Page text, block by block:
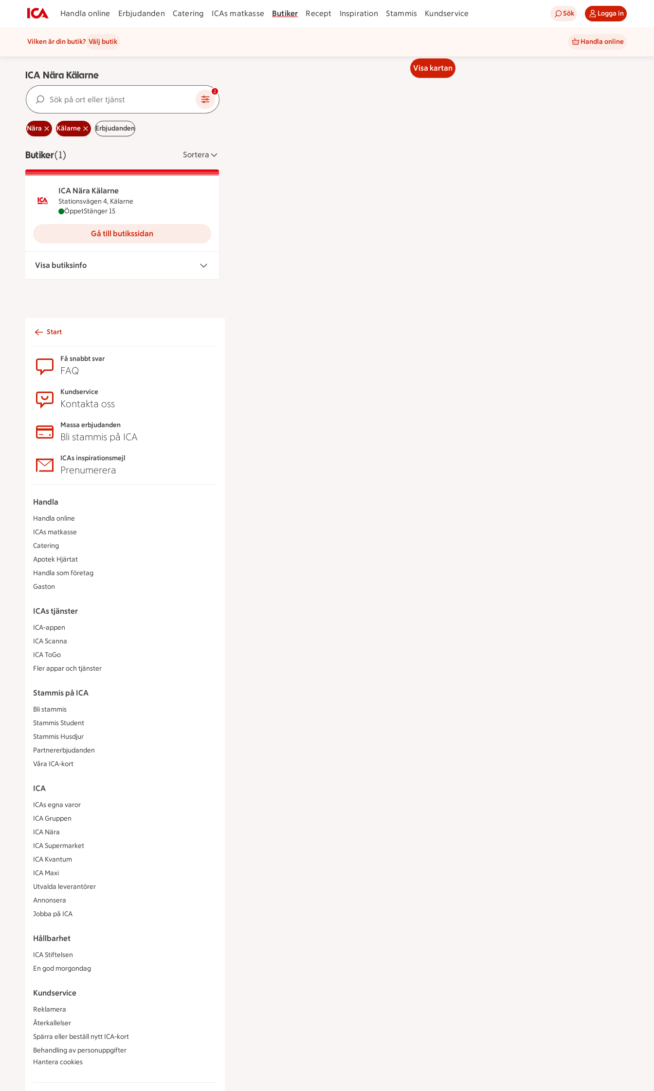
Handla online Erbjudanden Catering ICAs matkasse Butiker Recept Inspiration Stammis Kundservice Sök Logga in
Vilken är din butik? Välj butik Handla online
ICA Nära Kälarne
Sök på ort eller tjänst 2
Nära Kälarne Erbjudanden
ButikerVisar 1 stycken
(1) Sortera
ICA Nära Kälarne
Stationsvägen 4, Kälarne
ICA Nära Kälarne är öppen nu, stänger klockan 15
ÖppetStänger 15
Gå till butikssidan
Visa butiksinfo
Start
Få snabbt svar
FAQ
Kundservice
Kontakta oss
Massa erbjudanden
Bli stammis på ICA
ICAs inspirationsmejl
Prenumerera
Handla
Handla online
ICAs matkasse
Catering
Apotek Hjärtat
Handla som företag
Gaston
ICAs tjänster
ICA-appen
ICA Scanna
ICA ToGo
Fler appar och tjänster
Stammis på ICA
Bli stammis
Stammis Student
Stammis Husdjur
Partnererbjudanden
Våra ICA-kort
ICA
ICAs egna varor
ICA Gruppen
ICA Nära
ICA Supermarket
ICA Kvantum
ICA Maxi
Utvalda leverantörer
Annonsera
Jobba på ICA
Hållbarhet
ICA Stiftelsen
En god morgondag
Kundservice
Reklamera
Återkallelser
Spärra eller beställ nytt ICA-kort
Behandling av personuppgifter
Hantera cookies
Visa kartan